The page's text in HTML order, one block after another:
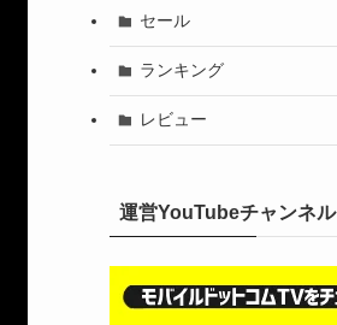
セール
ランキング
レビュー
運営YouTubeチャンネル